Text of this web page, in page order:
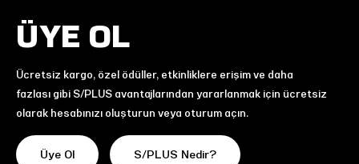
ÜYE OL
Ücretsiz kargo, özel ödüller, etkinliklere erişim ve daha
fazlası gibi S/PLUS avantajlarından yararlanmak için ücretsiz
olarak hesabınızı oluşturun veya oturum açın.
Üye Ol S/PLUS Nedir?